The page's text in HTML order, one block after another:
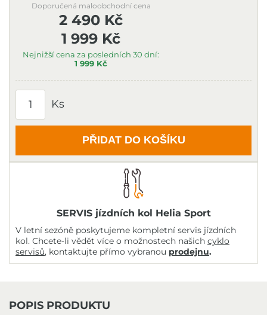
1 999 Kč
Nejnižší cena za posledních 30 dní:
1 999 Kč
Doporučená maloobchodní cena
2 490 Kč
Ks
PŘIDAT DO KOŠÍKU
SERVIS jízdních kol Helia Sport
V letní sezóně poskytujeme kompletní servis jízdních
kol. Chcete-li vědět více o možnostech našich cyklo
servisů, kontaktujte přímo vybranou prodejnu.
POPIS PRODUKTU